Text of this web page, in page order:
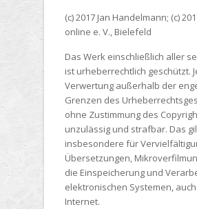
(c) 2017 Jan Handelmann; (c)
online e. V., Bielefeld
Das Werk einschließlich aller
ist urheberrechtlich geschützt.
Verwertung außerhalb der
Grenzen des
ohne Zustimmung des
unzulässig und strafbar. Das
insbesondere für
Übersetzungen,
die Einspeicherung und
elektronischen Systemen,
Internet.